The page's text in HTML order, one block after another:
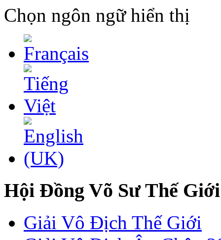
Chọn ngôn ngữ hiển thị
Hội Đồng Võ Sư Thế Giới
Giải Vô Địch Thế Giới